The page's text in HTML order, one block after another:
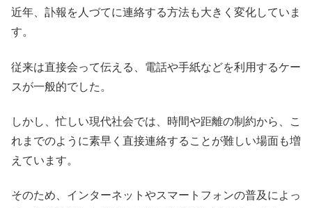
近年、訃報を人づてに連絡する方法も大きく変化していま
す。
従来は直接会って伝える、電話や手紙などを利用するケー
スが一般的でした。
しかし、忙しい現代社会では、時間や距離の制約から、こ
れまでのように素早く直接連絡することが難しい場面も増
えています。
そのため、インターネットやスマートフォンの普及によっ